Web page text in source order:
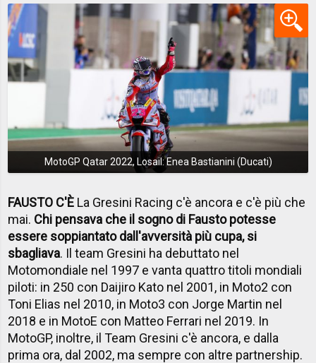
MotoGP Qatar 2022, Losail: Enea Bastianini (Ducati)
FAUSTO C'È La Gresini Racing c'è ancora e c'è più che
mai. Chi pensava che il sogno di Fausto potesse
essere soppiantato dall'avversità più cupa, si
sbagliava. Il team Gresini ha debuttato nel
Motomondiale nel 1997 e vanta quattro titoli mondiali
piloti: in 250 con Daijiro Kato nel 2001, in Moto2 con
Toni Elias nel 2010, in Moto3 con Jorge Martin nel
2018 e in MotoE con Matteo Ferrari nel 2019. In
MotoGP, inoltre, il Team Gresini c'è ancora, e dalla
prima ora, dal 2002, ma sempre con altre partnership.